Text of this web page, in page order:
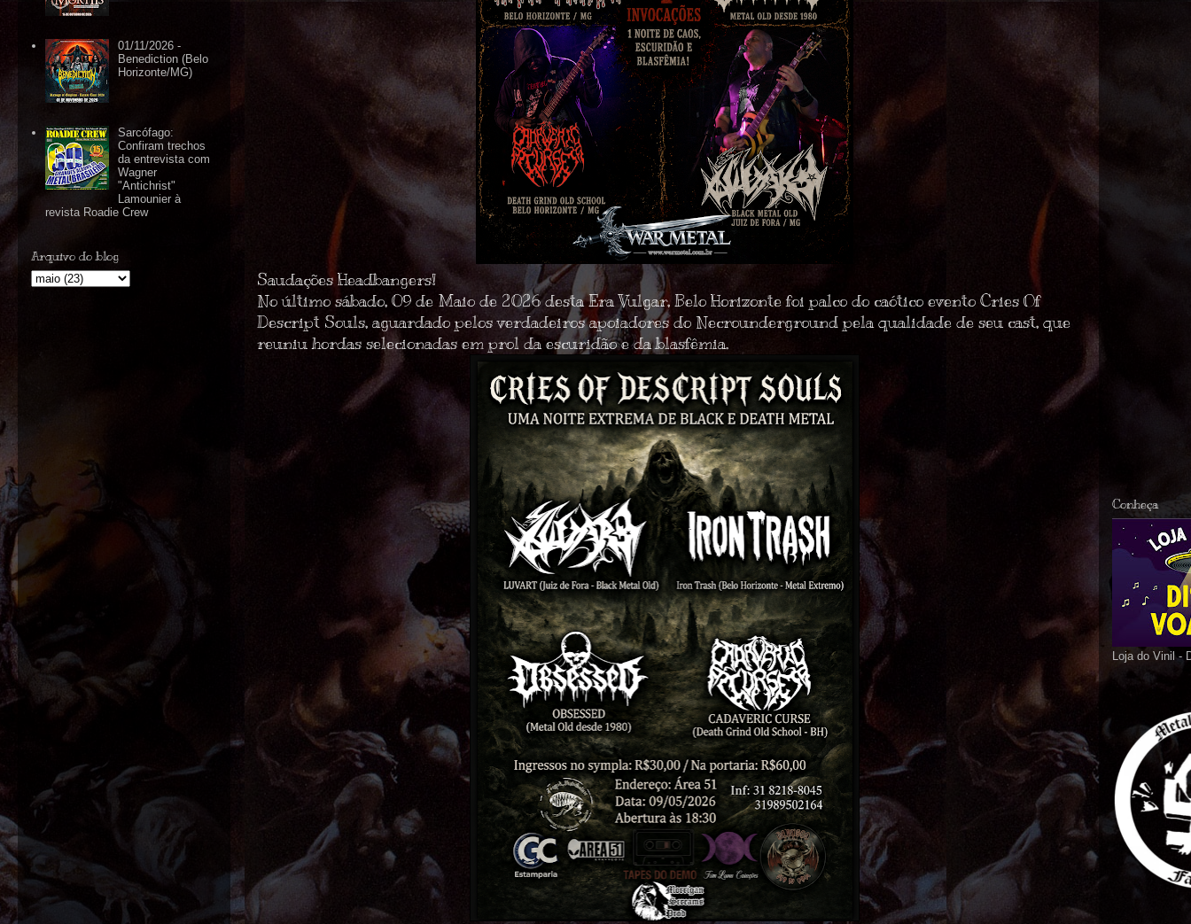
Saudações Headbangers!
No último sábado, 09 de Maio de 2026 desta Era Vulgar, Belo Horizonte foi palco do caótico evento Cries Of
Descript Souls, aguardado pelos verdadeiros apoiadores do Necrounderground pela qualidade de seu cast, que
reuniu hordas selecionadas em prol da escuridão e da blasfêmia.
01/11/2026 -
Benediction (Belo
Horizonte/MG)
Sarcófago:
Confiram trechos
da entrevista com
Wagner
"Antichrist"
Lamounier à
revista Roadie Crew
Arquivo do blog
Conheça
Loja do Vinil -